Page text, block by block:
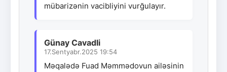
mübarizənin vacibliyini vurğulayır.
Günay Cavadli
17.Sentyabr.2025 19:54
Məqalədə Fuad Məmmədovun ailəsinin